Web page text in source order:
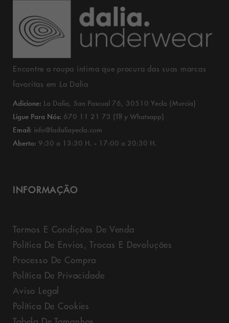
Encontre a roupa íntima que procura das suas marcas
favoritas em La Dalia
Adicione: La Dalia, San Pascual 76, 30510 Yecla (Murcia)
Ligue Para Nós: 670 11 21 73 (Tlf y Whatsapp)
Email: info@ladaliayecla.com
Aberto: 9:30 a 13:30 H. - 17:00 a 20:30 H.
INFORMAÇÃO
Termos E Condições De Venda
Política De Envios, Trocas E Devoluções
Processo De Compra
Política De Privacidade
Aviso Legal
Política De Cookies